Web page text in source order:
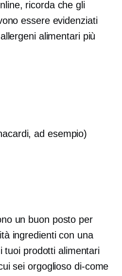
ricorda che gli
essere evidenziati
alimentari più
ad esempio)
un buon posto per
ingredienti con una
tuoi prodotti alimentari
sei orgoglioso di-come